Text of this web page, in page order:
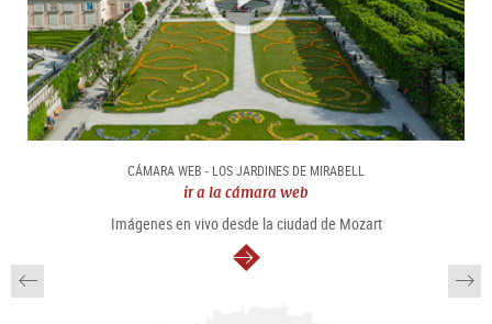
CÁMARA WEB - LOS JARDINES DE MIRABELL
ir a la cámara web
Imágenes en vivo desde la ciudad de Mozart
continuar